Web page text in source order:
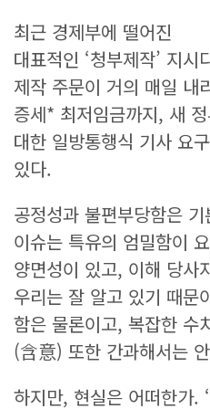
최근 경제부에 떨어진
대표적인 ‘청부제작’ 지
제작 주문이 거의 매일 내
증세* 최저임금까지, 새
대한 일방통행식 기사 요
있다.
공정성과 불편부당함은
이슈는 특유의 엄밀함이
양면성이 있고, 이해 당사
우리는 잘 알고 있기 때문
함은 물론이고, 복잡한 수
(含意) 또한 간과해서는
하지만, 현실은 어떠한가.